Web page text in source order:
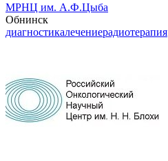
МРНЦ им. А.Ф.Цыба
Обнинск
диагностикалечениерадиотерапия